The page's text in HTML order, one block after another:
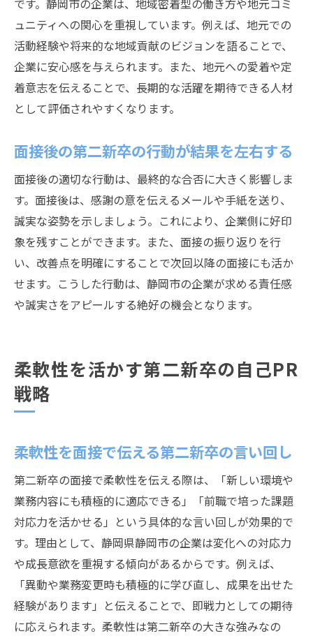
静岡市で活躍する第二新卒の共通点とは
企業が期待する第二新卒の成長ポテンシャ
ル
第二新卒採用が静岡市で増加する理由
自信を持って面接に臨む第二新卒の準備法
面接前に行うべき第二新卒の自己分析の進
め方
静岡市の企業情報収集で差がつく第二新卒
第二新卒が面接当日に気を付けるマナー
模擬面接で高める第二新卒の本番力
緊張を和らげるための第二新卒の準備術
面接後の振り返りで成長する第二新卒のコ
ツ
です。静岡市の企業は、地域密着型の働き方や地元コミ
ュニティへの関心を重視しています。例えば、地元での
活動経験や将来的な地域貢献のビジョンを語ることで、
企業に安心感を与えられます。また、地元への愛着や定
着意志を伝えることで、長期的な活躍を期待できる人材
として評価されやすくなります。
面接後の第二新卒の行動が結果を左右する
面接後の適切な行動は、最終的な合否に大きく影響しま
す。面接後は、感謝の意を伝えるメールや手紙を送り、
誠実な姿勢を示しましょう。これにより、企業側に好印
象を残すことができます。また、面接の振り返りを行
い、改善点を明確にすることで次回以降の面接にも活か
せます。こうした行動は、静岡市の企業が求める責任感
や誠実さをアピールする絶好の機会となります。
柔軟性を活かす第二新卒の自己PR
戦略
柔軟性を面接で伝える第二新卒の言い回し
第二新卒の面接で柔軟性を伝える際は、「新しい環境や
業務内容にも積極的に適応できる」「前職で培った課題
対応力を活かせる」という具体的な言い回しが効果的で
す。理由として、静岡県静岡市の企業は変化への対応力
や成長意欲を重視する傾向があるからです。例えば、
「異動や業務変更時も積極的に学び直し、成果を出せた
経験があります」と伝えることで、即戦力としての期待
に応えられます。柔軟性は第二新卒の大きな強みなの